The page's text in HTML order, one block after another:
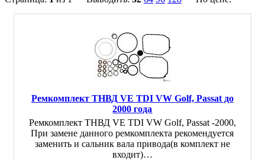
Ремкомплект ТНВД VE TDI VW Golf, Passat до
2000 года
Ремкомплект ТНВД VE TDI VW Golf, Passat -2000,
При замене данного ремкомплекта рекомендуется
заменить и сальник вала привода(в комплект не
входит)…